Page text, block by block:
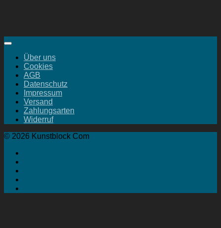
Über uns
Cookies
AGB
Datenschutz
Impressum
Versand
Zahlungsarten
Widerruf
© 2026 Kunstblock Com